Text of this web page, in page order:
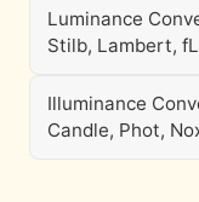
Luminance
Stilb, Lambert,
Illuminance
Candle, Phot,